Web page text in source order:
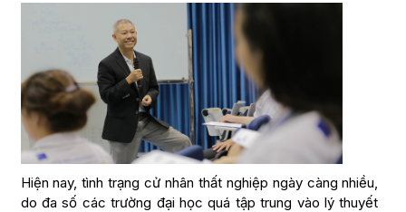
Hiện nay, tình trạng cử nhân thất nghiệp ngày càng nhiều,
do đa số các trường đại học quá tập trung vào lý thuyết